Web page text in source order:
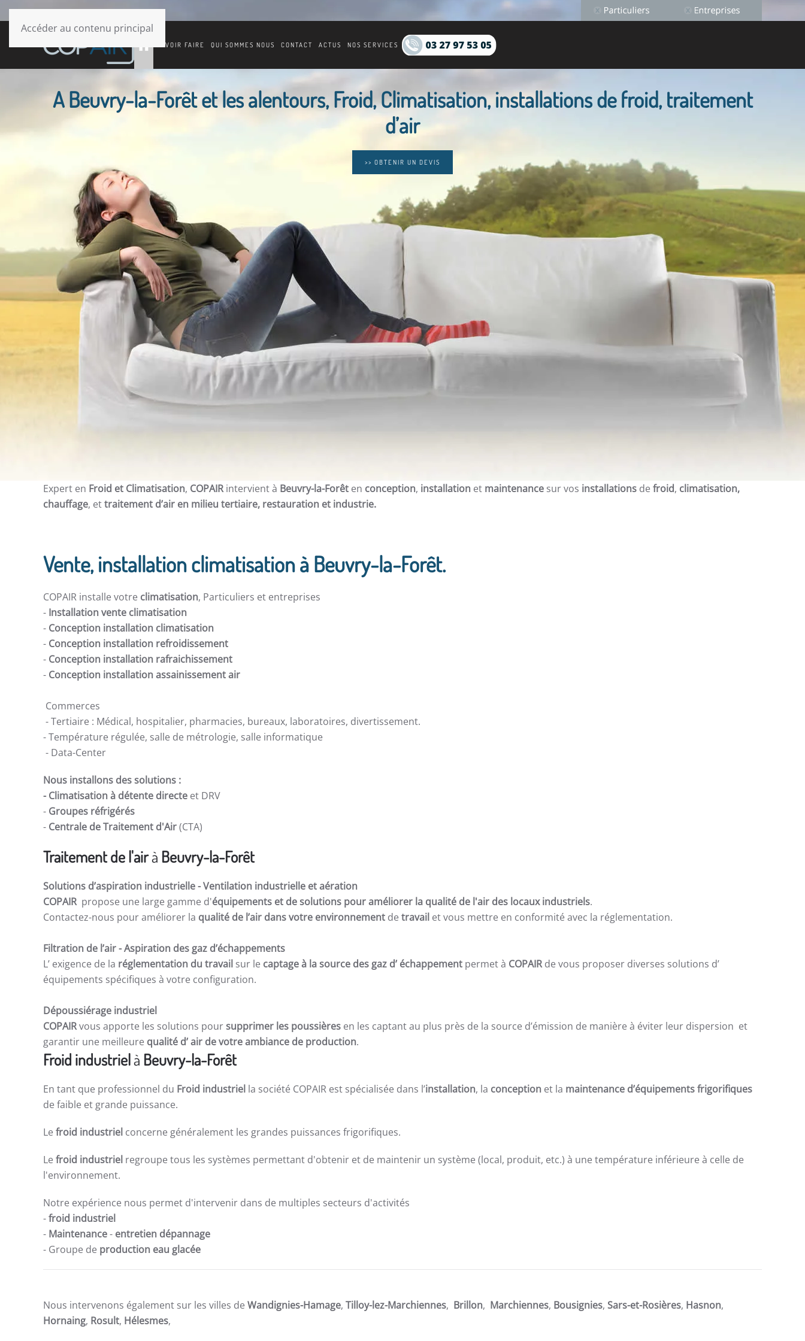
Accéder au contenu principal
SAVOIR FAIRE QUI SOMMES NOUS CONTACT ACTUS NOS SERVICES
A Beuvry-la-Forêt et les alentours, Froid, Climatisation, installations de froid, traitement
d’air
>> OBTENIR UN DEVIS
Expert en Froid et Climatisation, COPAIRintervient à Beuvry-la-Forêt en conception, installation et maintenance sur vos installations de froid, climatisation,
chauffage, ettraitement d’air en milieu tertiaire, restauration et industrie.
Vente, installation climatisation à Beuvry-la-Forêt.
COPAIR installe votre climatisation, Particuliers et entreprises
- Installation vente climatisation
- Conception installation climatisation
- Conception installation refroidissement
- Conception installation rafraichissement
- Conception installation assainissement air
Commerces
- Tertiaire : Médical, hospitalier, pharmacies, bureaux, laboratoires, divertissement.
- Température régulée, salle de métrologie, salle informatique
- Data-Center
Nous installons des solutions :
- Climatisation à détente directe et DRV
- Groupes réfrigérés
- Centrale de Traitement d'Air(CTA)
Traitement de l'airà Beuvry-la-Forêt
Solutions d’aspiration industrielle -Ventilation industrielle et aération
COPAIR propose une large gamme d'équipements et de solutions pour améliorer la qualité de l'air des locaux industriels.
Contactez-nous pour améliorer la qualité de l’air dans votre environnement de travail et vous mettre en conformité avec la réglementation.
Filtration de l’air- Aspiration des gaz d’échappements
L’ exigence de la réglementation du travail sur le captage à la source des gaz d’ échappement permet à COPAIRde vous proposer diverses solutions d’
équipements spécifiques à votre configuration.
Dépoussiérage industriel
COPAIRvous apporte les solutions poursupprimer les poussières en les captant au plus près de la source d’émission de manière à éviter leur dispersion et
garantir une meilleure qualité d’ air de votre ambiance de production.
Froid industrielà Beuvry-la-Forêt
En tant que professionnel du Froid industriel la société COPAIR est spécialisée dans l’installation, la conception et la maintenance d’équipements frigorifiques
de faible et grande puissance.
Le froid industriel concerne généralement les grandes puissances frigorifiques.
Le froid industriel regroupe tous les systèmes permettant d'obtenir et de maintenir un système (local, produit, etc.) à une température inférieure à celle de
l'environnement.
Notre expérience nous permet d'intervenir dans de multiples secteurs d'activités
-froid industriel
- Maintenance- entretien dépannage
- Groupe de production eau glacée
Nous intervenons également sur les villes de Wandignies-Hamage, Tilloy-lez-Marchiennes, Brillon, Marchiennes, Bousignies, Sars-et-Rosières, Hasnon,
Hornaing, Rosult, Hélesmes,